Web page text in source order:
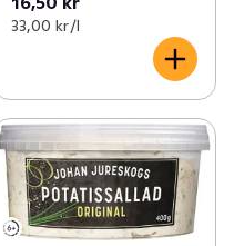
33,00 kr /l